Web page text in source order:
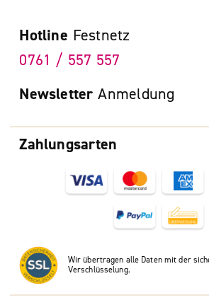
Zahlungsarten
Wir übertragen alle Daten mit der
Verschlüsselung.
Hotline Festnetz
0761 / 557 557
Newsletter Anmeldung